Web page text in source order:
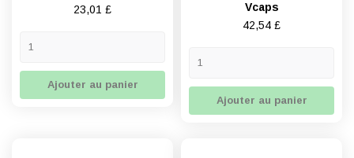
Prix
23,01 £
Ajouter au panier
Vcaps
Prix
42,54 £
Ajouter au panier